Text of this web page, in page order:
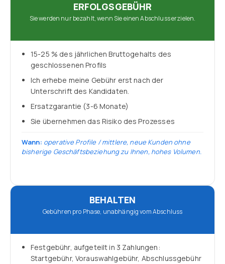
ERFOLGSGEBÜHR
Sie werden nur bezahlt, wenn Sie einen Abschluss erzielen.
15-25 % des jährlichen Bruttogehalts des
geschlossenen Profils
Ich erhebe meine Gebühr erst nach der
Unterschrift des Kandidaten.
Ersatzgarantie (3-6 Monate)
Sie übernehmen das Risiko des Prozesses
Wann: operative Profile / mittlere, neue Kunden ohne
bisherige Geschäftsbeziehung zu Ihnen, hohes Volumen.
BEHALTEN
Gebühren pro Phase, unabhängig vom Abschluss
Festgebühr, aufgeteilt in 3 Zahlungen:
Startgebühr, Vorauswahlgebühr, Abschlussgebühr